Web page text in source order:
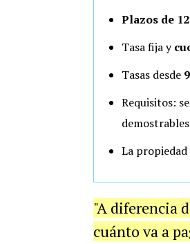
Plazos de
Tasa fija y
Tasas desde
Requisitos:
La
"A diferencia
cuánto va a